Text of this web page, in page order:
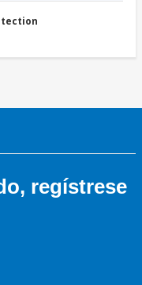
regístrese